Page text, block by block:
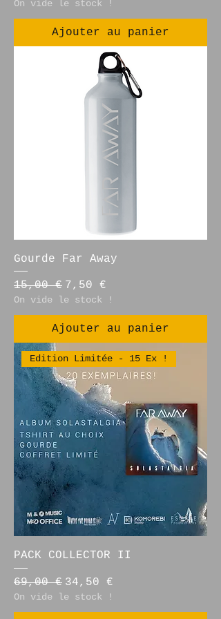
On vide le stock !
Ajouter au panier
Gourde Far Away
Prix original
15,00 € Prix promotionnel
7,50 €
On vide le stock !
Ajouter au panier
Edition Limitée - 15 Ex !
PACK COLLECTOR II
Prix original
69,00 € Prix promotionnel
34,50 €
On vide le stock !